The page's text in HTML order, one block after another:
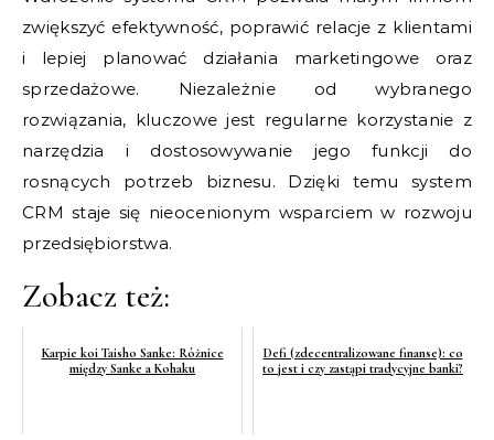
zwiększyć efektywność, poprawić relacje z klientami
i lepiej planować działania marketingowe oraz
sprzedażowe. Niezależnie od wybranego
rozwiązania, kluczowe jest regularne korzystanie z
narzędzia i dostosowywanie jego funkcji do
rosnących potrzeb biznesu. Dzięki temu system
CRM staje się nieocenionym wsparciem w rozwoju
przedsiębiorstwa.
Zobacz też:
Karpie koi Taisho Sanke: Różnice
między Sanke a Kohaku
Defi (zdecentralizowane finanse): co
to jest i czy zastąpi tradycyjne banki?